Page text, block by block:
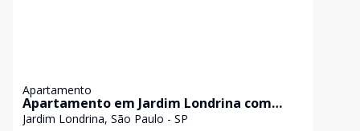
Apartamento
Apartamento em Jardim Londrina com
68m²
Jardim Londrina, São Paulo - SP